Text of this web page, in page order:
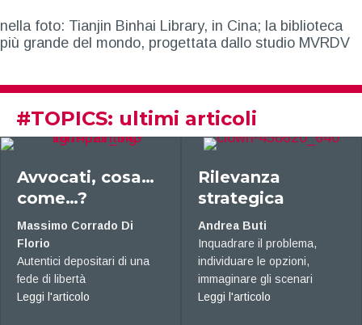
nella foto: Tianjin Binhai Library, in Cina; la biblioteca
più grande del mondo, progettata dallo studio MVRDV
#TOPICS: ultimi articoli
cosa…
Di
di una
Avvocati, cosa… come…?
Rilevanza
Andrea Buti
Inquadrare il problema,
individuare le opzioni,
immaginare gli scenari
about Rilevanza strategica
L’Avvocatura
dello stato di
Leggi l'articolo